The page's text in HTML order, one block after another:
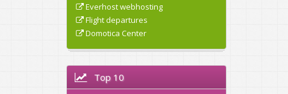
Everhost webhosting
Flight departures
Domotica Center
Top 10